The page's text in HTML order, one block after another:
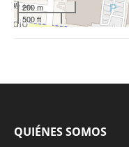
200 m
500 ft
QUIÉNES SOMOS